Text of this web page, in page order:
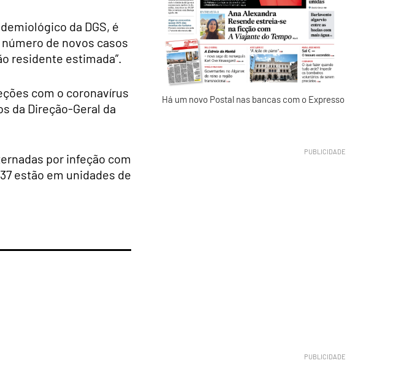
da DGS, é
de novos casos
residente estimada”.
com o coronavírus
da Direção-Geral da
por infeção com
estão em unidades de
Há um novo Postal nas bancas com o Expresso